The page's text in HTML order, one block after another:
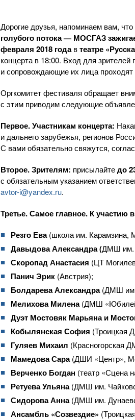
Дорогие друзья, напоминаем вам, что
голубого потока — МОСГАЗ
февраля 2018 годавтеатре
концерта в 18:00. Вход для
и сопровождающие их лица
Оргкомитет фестиваля обращает
с этим приводим следующие
Первое. Участникам концерта:
и дальнего зарубежья, регионов
С вами обязательно свяжутся,
Второе. Зрителям: присылайтедо
с обязательным указанием
avtor-i@yandex.ru.
Третье. Самое главное. К участию в
Резго Ева(школа им. Карамзина,
Давыдова Александра (ДМШ им.
Скоропад Анастасия (ЦТ
Панич Эрик (Австрия);
Болдарева Александра(ДМШ им.
Мелихова Милена(ДМШ
Дуэт Мостовяк Марьяна и
Кобылянская София (Троицкая
Гуляев Михаил (Красногорская
Мамедова Сара(ДШИ «Центр»,
Верченко Богдан (театр «Сцена
Ретуева Ульяна(ДМШ им.
Сидорова Анна(ДМШ им.
Ансамбль «Созвездие»